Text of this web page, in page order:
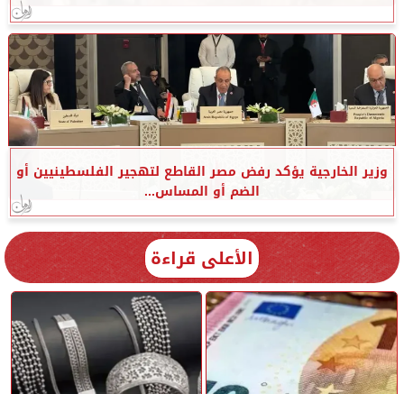
وزير الخارجية يؤكد رفض مصر القاطع لتهجير الفلسطينيين أو
الضم أو المساس...
الأعلى قراءة